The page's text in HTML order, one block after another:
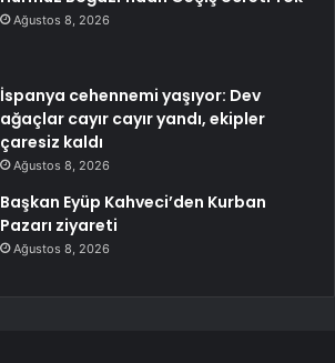
Ağustos 8, 2026
İspanya cehennemi yaşıyor: Dev
ağaçlar cayır cayır yandı, ekipler
çaresiz kaldı
Ağustos 8, 2026
Başkan Eyüp Kahveci’den Kurban
Pazarı ziyareti
Ağustos 8, 2026